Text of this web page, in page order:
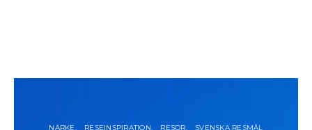
NÄRKE RESEINSPIRATION RESOR SVENSKA RESMÅL